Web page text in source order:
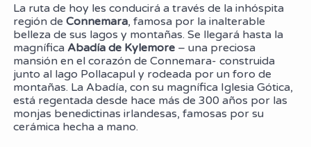
La ruta de hoy les conducirá a través de la inhóspita
región de Connemara, famosa por la inalterable
belleza de sus lagos y montañas. Se llegará hasta la
magnífica Abadía de Kylemore – una preciosa
mansión en el corazón de Connemara- construida
junto al lago Pollacapul y rodeada por un foro de
montañas. La Abadía, con su magnífica Iglesia Gótica,
está regentada desde hace más de 300 años por las
monjas benedictinas irlandesas, famosas por su
cerámica hecha a mano.